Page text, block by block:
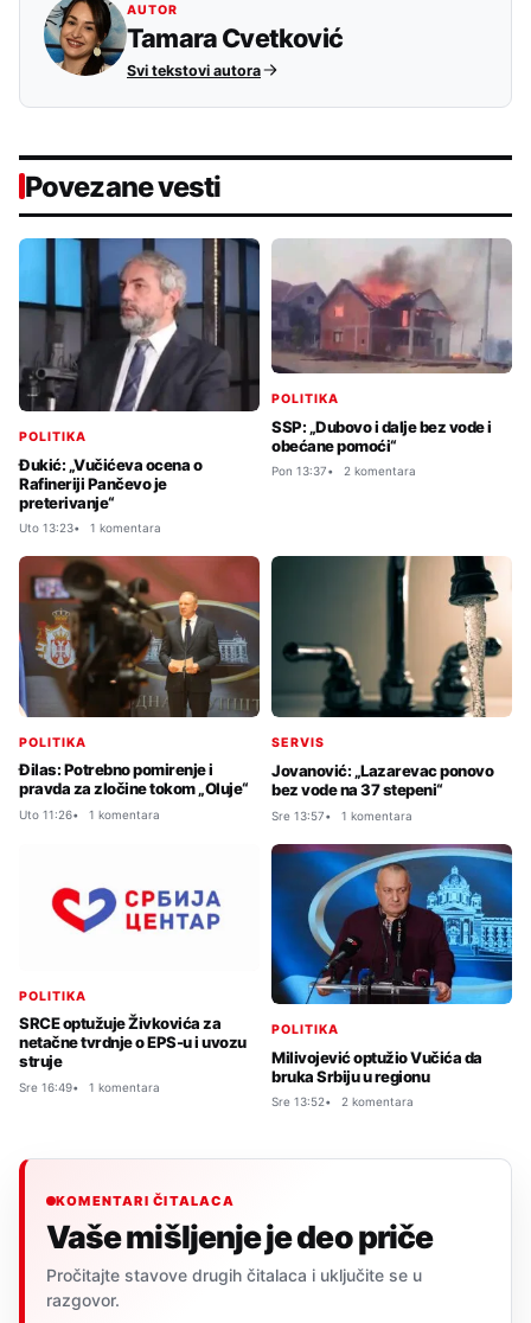
AUTOR
Tamara Cvetković
Svi tekstovi autora
Povezane vesti
POLITIKA
Đukić: „Vučićeva ocena o
Rafineriji Pančevo je
preterivanje“
Uto 13:23 1 komentara
POLITIKA
SSP: „Dubovo i dalje bez vode i
obećane pomoći“
Pon 13:37 2 komentara
POLITIKA
Đilas: Potrebno pomirenje i
pravda za zločine tokom „Oluje“
Uto 11:26 1 komentara
SERVIS
Jovanović: „Lazarevac ponovo
bez vode na 37 stepeni“
Sre 13:57 1 komentara
POLITIKA
SRCE optužuje Živkovića za
netačne tvrdnje o EPS-u i uvozu
struje
Sre 16:49 1 komentara
POLITIKA
Milivojević optužio Vučića da
bruka Srbiju u regionu
Sre 13:52 2 komentara
KOMENTARI ČITALACA
Vaše mišljenje je deo priče
Pročitajte stavove drugih čitalaca i uključite se u
razgovor.